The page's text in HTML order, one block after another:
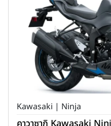
Kawasaki | Ninja